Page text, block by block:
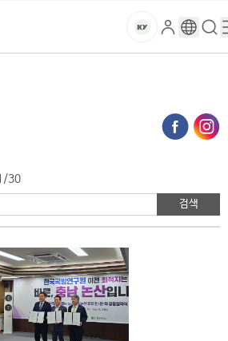
마
로
그
구
글
검
색
30